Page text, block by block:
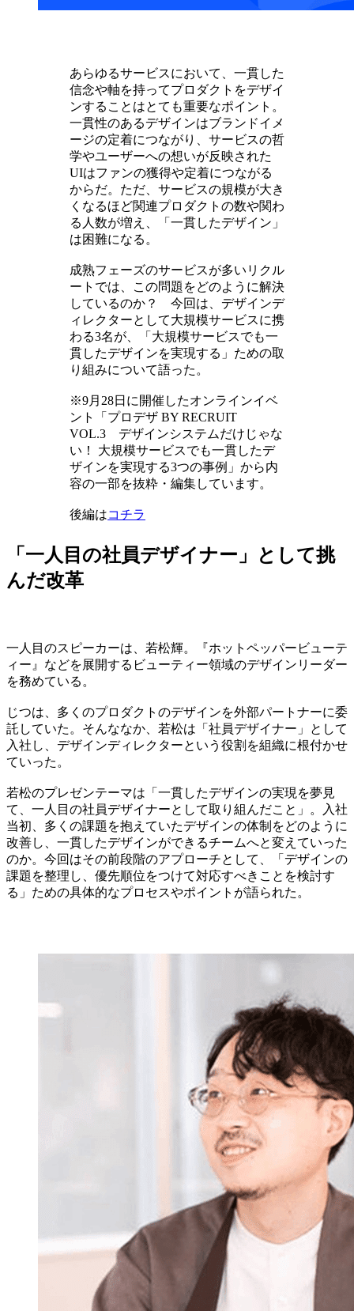
あらゆるサービスにおいて、一貫した
信念や軸を持ってプロダクトをデザイ
ンすることはとても重要なポイント。
一貫性のあるデザインはブランドイメ
ージの定着につながり、サービスの哲
学やユーザーへの想いが反映された
UIはファンの獲得や定着につながる
からだ。ただ、サービスの規模が大き
くなるほど関連プロダクトの数や関わ
る人数が増え、「一貫したデザイン」
は困難になる。
成熟フェーズのサービスが多いリクル
ートでは、この問題をどのように解決
しているのか？ 今回は、デザインデ
ィレクターとして大規模サービスに携
わる3名が、「大規模サービスでも一
貫したデザインを実現する」ための取
り組みについて語った。
※9月28日に開催したオンラインイベ
ント「プロデザ BY RECRUIT
VOL.3 デザインシステムだけじゃな
い！ 大規模サービスでも一貫したデ
ザインを実現する3つの事例」から内
容の一部を抜粋・編集しています。
後編はコチラ
「一人目の社員デザイナー」として挑
んだ改革
一人目のスピーカーは、若松輝。『ホットペッパービューテ
ィー』などを展開するビューティー領域のデザインリーダー
を務めている。
じつは、多くのプロダクトのデザインを外部パートナーに委
託していた。そんななか、若松は「社員デザイナー」として
入社し、デザインディレクターという役割を組織に根付かせ
ていった。
若松のプレゼンテーマは「一貫したデザインの実現を夢見
て、一人目の社員デザイナーとして取り組んだこと」。入社
当初、多くの課題を抱えていたデザインの体制をどのように
改善し、一貫したデザインができるチームへと変えていった
のか。今回はその前段階のアプローチとして、「デザインの
課題を整理し、優先順位をつけて対応すべきことを検討す
る」ための具体的なプロセスやポイントが語られた。